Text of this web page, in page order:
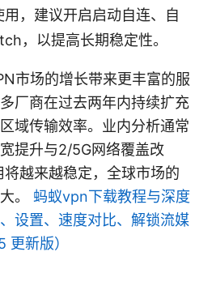
，建议开启启动自连、自
，以提高长期稳定性。
市场的增长带来更丰富的服
厂商在过去两年内持续扩充
域传输效率。业内分析通常
提升与2/5G网络覆盖改
越来越稳定，全球市场的
。 蚂蚁vpn下载教程与深度
设置、速度对比、解锁流媒
新版）